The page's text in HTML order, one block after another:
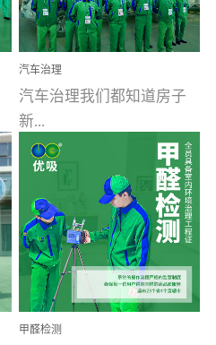
99.99%。相对于传统消毒
液来说，无...
汽车治理
汽车治理我们都知道房子
新...
装修完会有甲醛，其实汽
车的甲醛超标问题更为严
重。汽车的空间范围小，
配件、皮具、装饰多，这
些都是汽...
甲醛检测